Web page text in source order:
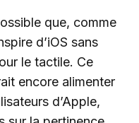
que, comme
d’iOS sans
le tactile. Ce
encore alimenter
d’Apple,